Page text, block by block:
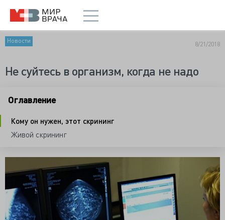
Новости 8/21/2018
Не суйтесь в организм, когда не надо
Оглавление
Кому он нужен, этот скрининг
Живой скрининг